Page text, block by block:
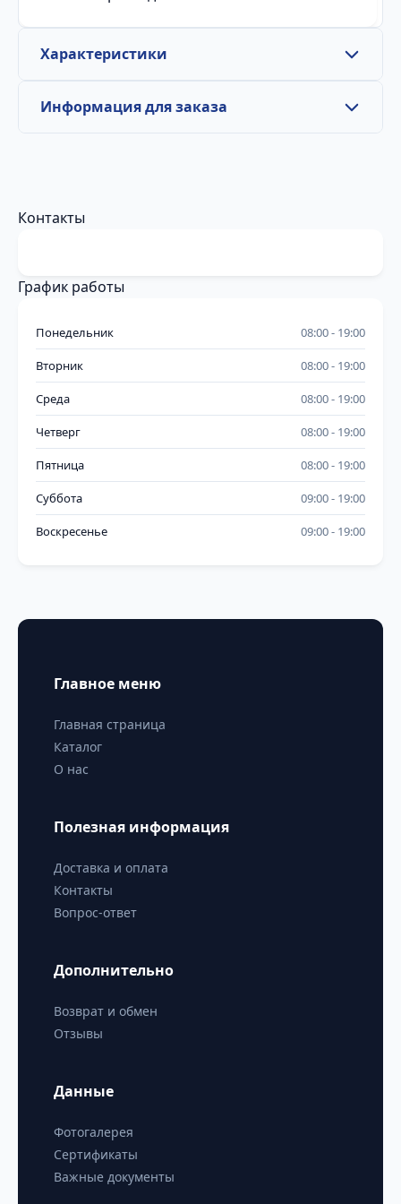
Характеристики
Информация для заказа
Контакты
График работы
Понедельник 08:00 19:00
Вторник 08:00 19:00
Среда 08:00 19:00
Четверг 08:00 19:00
Пятница 08:00 19:00
Суббота 09:00 19:00
Воскресенье 09:00 19:00
Главное меню
Главная страница
Каталог
О нас
Полезная информация
Доставка и оплата
Контакты
Вопрос-ответ
Дополнительно
Возврат и обмен
Отзывы
Данные
Фотогалерея
Сертификаты
Важные документы